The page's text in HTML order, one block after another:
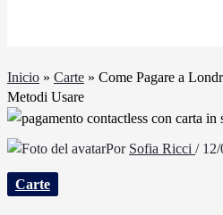
Inicio » Carte » Come Pagare a
Metodi Usare
Por Sofia Ricci /
Carte